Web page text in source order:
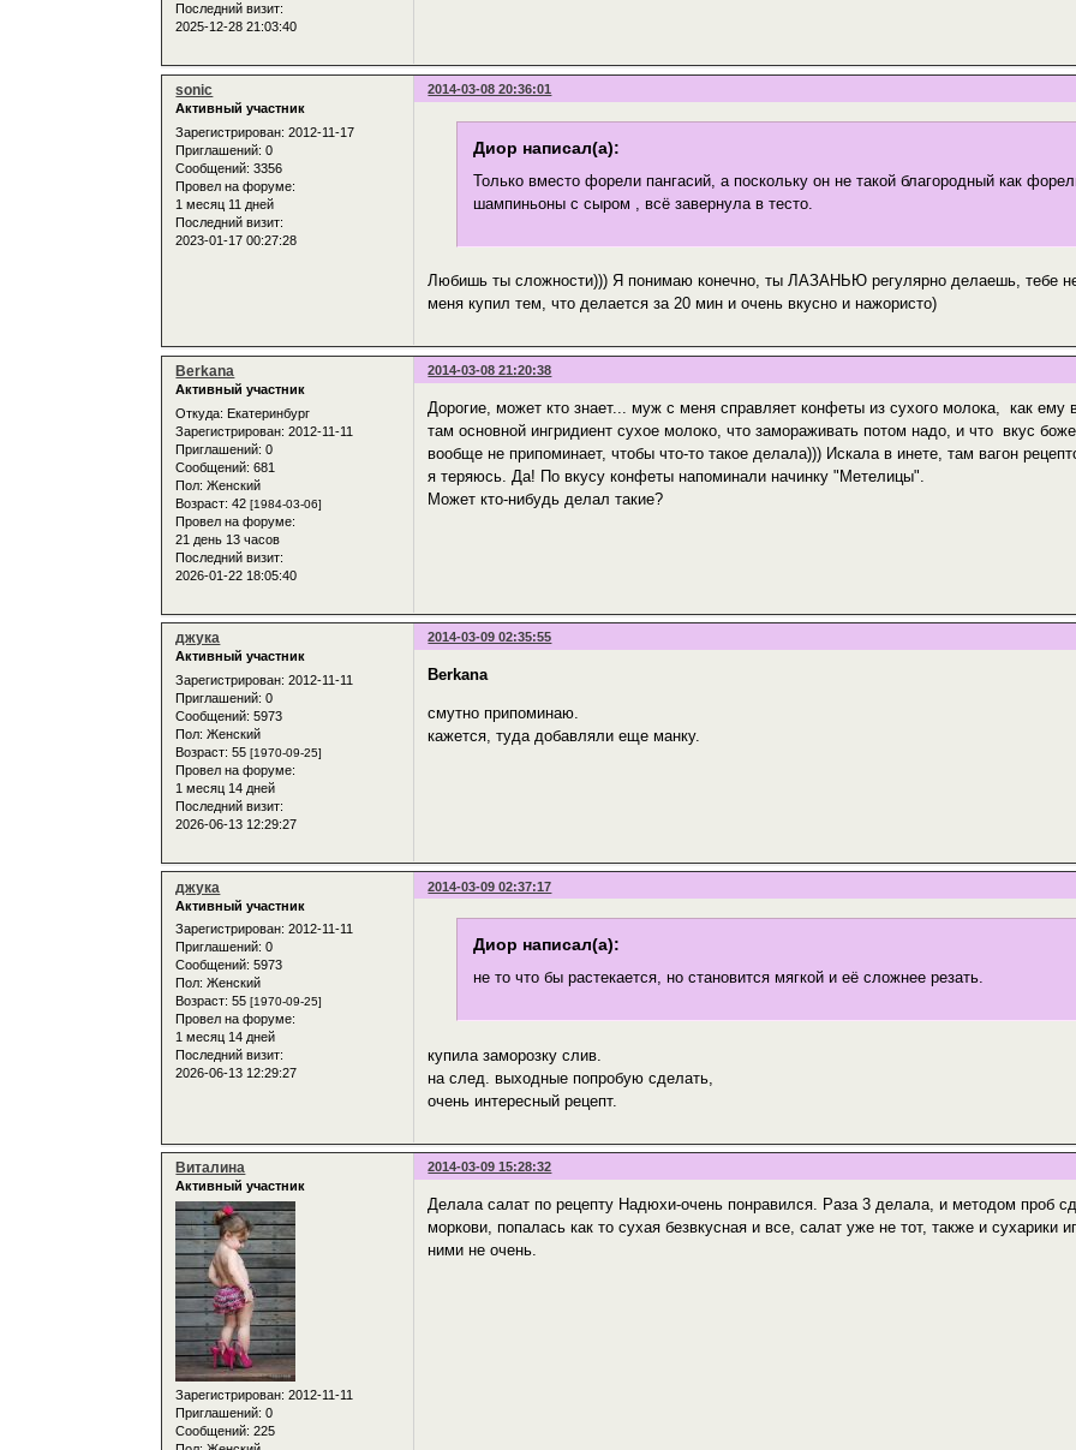
Последний визит:
2025-12-28 21:03:40
2014-03-08 20:36:01
sonic
Активный участник
Зарегистрирован: 2012-11-17
Приглашений: 0
Сообщений: 3356
Провел на форуме:
1 месяц 11 дней
Последний визит:
2023-01-17 00:27:28
Диор написал(а):
Только вместо форели пангасий, а поскольку он не такой благородный как
шампиньоны с сыром , всё завернула в тесто.
Любишь ты сложности))) Я понимаю конечно, ты ЛАЗАНЬЮ регулярно делаешь, тебе
меня купил тем, что делается за 20 мин и очень вкусно и нажористо)
2014-03-08 21:20:38
Berkana
Активный участник
Откуда: Екатеринбург
Зарегистрирован: 2012-11-11
Приглашений: 0
Сообщений: 681
Пол: Женский
Возраст: 42[1984-03-06]
Провел на форуме:
21 день 13 часов
Последний визит:
2026-01-22 18:05:40
Дорогие, может кто знает... муж с меня справляет конфеты из сухого молока, как ему
там основной ингридиент сухое молоко, что замораживать потом надо, и что вкус
вообще не припоминает, чтобы что-то такое делала))) Искала в инете, там вагон
я теряюсь. Да! По вкусу конфеты напоминали начинку "Метелицы".
Может кто-нибудь делал такие?
2014-03-09 02:35:55
джука
Активный участник
Зарегистрирован: 2012-11-11
Приглашений: 0
Сообщений: 5973
Пол: Женский
Возраст: 55[1970-09-25]
Провел на форуме:
1 месяц 14 дней
Последний визит:
2026-06-13 12:29:27
Berkana
смутно припоминаю.
кажется, туда добавляли еще манку.
2014-03-09 02:37:17
джука
Активный участник
Зарегистрирован: 2012-11-11
Приглашений: 0
Сообщений: 5973
Пол: Женский
Возраст: 55[1970-09-25]
Провел на форуме:
1 месяц 14 дней
Последний визит:
2026-06-13 12:29:27
Диор написал(а):
не то что бы растекается, но становится мягкой и её сложнее резать.
купила заморозку слив.
на след. выходные попробую сделать,
очень интересный рецепт.
2014-03-09 15:28:32
Виталина
Активный участник
Зарегистрирован: 2012-11-11
Приглашений: 0
Сообщений: 225
Делала салат по рецепту Надюхи-очень понравился. Раза 3 делала, и методом проб
моркови, попалась как то сухая безвкусная и все, салат уже не тот, также и
ними не очень.